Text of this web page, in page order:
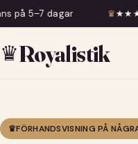
♛★★★★★ 4.9 av 5 från
♛Royalistik
♛FÖRHANDSVISNING PÅ